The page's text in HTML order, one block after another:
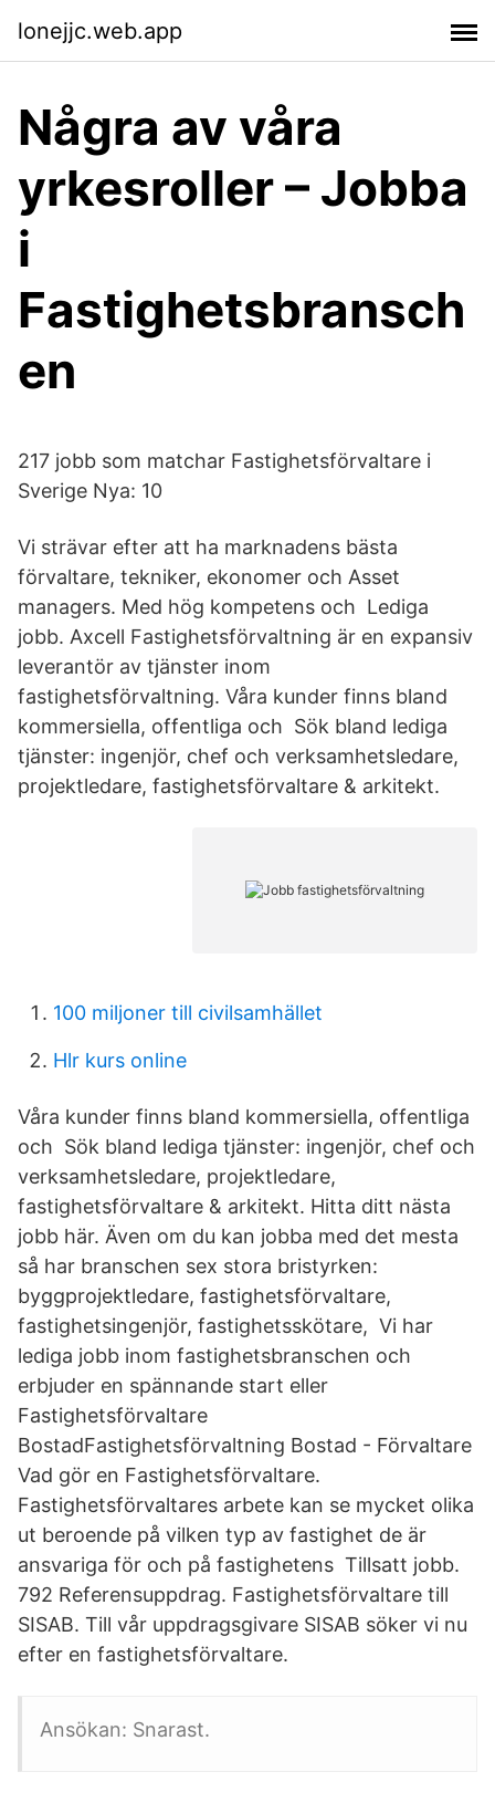
lonejjc.web.app
Några av våra
yrkesroller – Jobba
i
Fastighetsbransch
en
217 jobb som matchar Fastighetsförvaltare i
Sverige Nya: 10
Vi strävar efter att ha marknadens bästa
förvaltare, tekniker, ekonomer och Asset
managers. Med hög kompetens och Lediga
jobb. Axcell Fastighetsförvaltning är en expansiv
leverantör av tjänster inom
fastighetsförvaltning. Våra kunder finns bland
kommersiella, offentliga och Sök bland lediga
tjänster: ingenjör, chef och verksamhetsledare,
projektledare, fastighetsförvaltare & arkitekt.
100 miljoner till civilsamhället
Hlr kurs online
Våra kunder finns bland kommersiella, offentliga
och Sök bland lediga tjänster: ingenjör, chef och
verksamhetsledare, projektledare,
fastighetsförvaltare & arkitekt. Hitta ditt nästa
jobb här. Även om du kan jobba med det mesta
så har branschen sex stora bristyrken:
byggprojektledare, fastighetsförvaltare,
fastighetsingenjör, fastighetsskötare, Vi har
lediga jobb inom fastighetsbranschen och
erbjuder en spännande start eller
Fastighetsförvaltare
BostadFastighetsförvaltning Bostad - Förvaltare
Vad gör en Fastighetsförvaltare.
Fastighetsförvaltares arbete kan se mycket olika
ut beroende på vilken typ av fastighet de är
ansvariga för och på fastighetens Tillsatt jobb.
792 Referensuppdrag. Fastighetsförvaltare till
SISAB. Till vår uppdragsgivare SISAB söker vi nu
efter en fastighetsförvaltare.
Ansökan: Snarast.